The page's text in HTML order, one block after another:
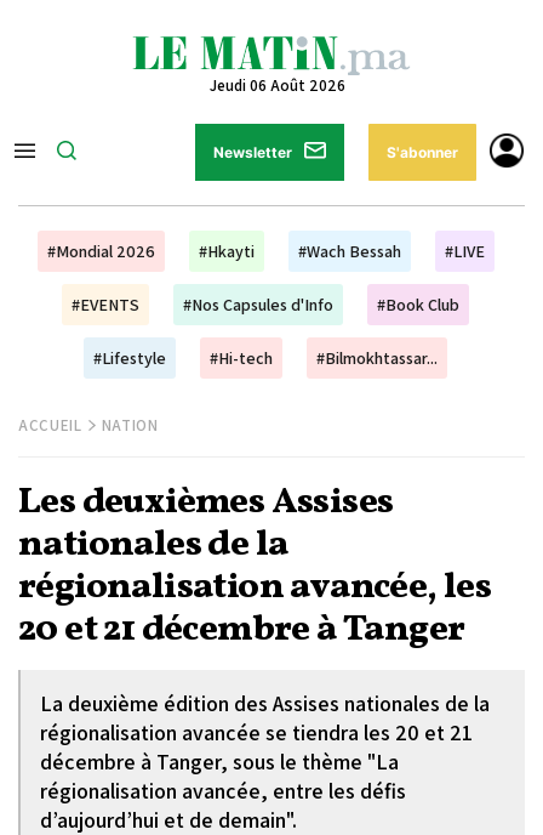
Jeudi 06 Août 2026
Newsletter S'abonner
#Mondial 2026 #Hkayti #Wach Bessah #LIVE
#EVENTS #Nos Capsules d'Info #Book Club
#Lifestyle #Hi-tech #Bilmokhtassar...
ACCUEIL NATION
Les deuxièmes Assises
nationales de la
régionalisation avancée, les
20 et 21 décembre à Tanger
La deuxième édition des Assises nationales de la
régionalisation avancée se tiendra les 20 et 21
décembre à Tanger, sous le thème "La
régionalisation avancée, entre les défis
d’aujourd’hui et de demain".